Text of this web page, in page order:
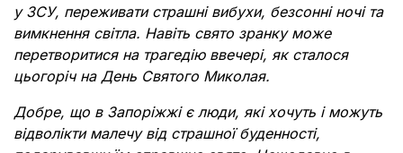
у ЗСУ, переживати страшні вибухи, безсонні ночі та
вимкнення світла. Навіть свято зранку може
перетворитися на трагедію ввечері, як сталося
цьогоріч на День Святого Миколая.
Добре, що в Запоріжжі є люди, які хочуть і можуть
відволікти малечу від страшної буденності,